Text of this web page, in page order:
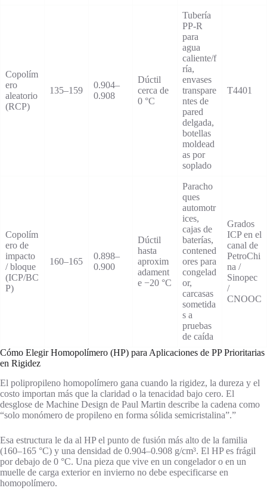
Copolím
ero
aleatorio
(RCP)
135–159
0.904–
0.908
Dúctil
cerca de
0 °C
Tubería
PP-R
para
agua
caliente/f
ría,
envases
transpare
ntes de
pared
delgada,
botellas
moldead
as por
soplado
T4401
Copolím
ero de
impacto
/ bloque
(ICP/BC
P)
160–165
0.898–
0.900
Dúctil
hasta
aproxim
adament
e −20 °C
Paracho
ques
automotr
ices,
cajas de
baterías,
contened
ores para
congelad
or,
carcasas
sometida
s a
pruebas
de caída
Grados
ICP en el
canal de
PetroChi
na /
Sinopec
/
CNOOC
Cómo Elegir Homopolímero (HP) para Aplicaciones de PP Prioritarias
en Rigidez
El polipropileno homopolímero gana cuando la rigidez, la dureza y el
costo importan más que la claridad o la tenacidad bajo cero. El
desglose de Machine Design de Paul Martin describe la cadena como
“solo monómero de propileno en forma sólida semicristalina”.”
Esa estructura le da al HP el punto de fusión más alto de la familia
(160–165 °C) y una densidad de 0.904–0.908 g/cm³. El HP es frágil
por debajo de 0 °C. Una pieza que vive en un congelador o en un
muelle de carga exterior en invierno no debe especificarse en
homopolímero.